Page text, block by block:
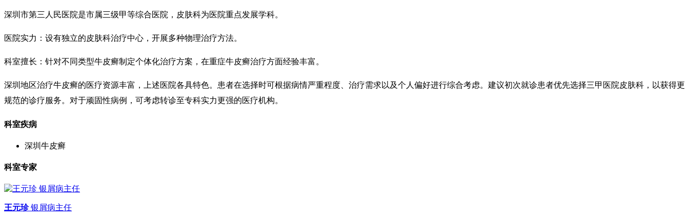
深圳市第三人民医院是市属三级甲等综合医院，皮肤科为医院重点发展学科。
医院实力：设有独立的皮肤科治疗中心，开展多种物理治疗方法。
科室擅长：针对不同类型牛皮癣制定个体化治疗方案，在重症牛皮癣治疗方面经验丰富。
深圳地区治疗牛皮癣的医疗资源丰富，上述医院各具特色。患者在选择时可根据病情严重程度、治疗需求以及个人偏好进行综合考虑。建议初次就诊患者优先选择三甲医院皮肤科，以获得更
规范的诊疗服务。对于顽固性病例，可考虑转诊至专科实力更强的医疗机构。
科室疾病
深圳牛皮癣
科室专家
王元珍 银屑病主任